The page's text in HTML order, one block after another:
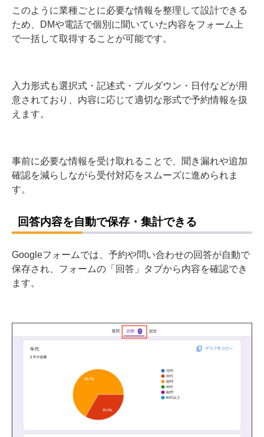
このように業種ごとに必要な情報を整理して設計できる
ため、DMや電話で個別に聞いていた内容をフォーム上
で一括して取得することが可能です。
入力形式も選択式・記述式・プルダウン・日付などが用
意されており、内容に応じて適切な形式で予約情報を扱
えます。
事前に必要な情報を受け取れることで、聞き漏れや追加
確認を減らしながら受付対応をスムーズに進められま
す。
回答内容を自動で保存・集計できる
Googleフォームでは、予約や問い合わせの回答が自動で
保存され、フォームの「回答」タブから内容を確認でき
ます。